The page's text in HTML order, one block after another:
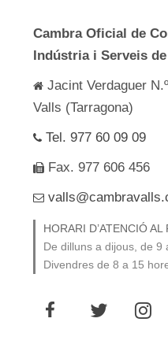
Cambra Oficial de
Indústria i Serveis
Jacint Verdaguer
Valls (Tarragona)
Tel. 977 60 09 09
Fax. 977 606 456
HORARI D’ATENCIÓ AL
De dilluns a dijous, de 9
Divendres de 8 a 15